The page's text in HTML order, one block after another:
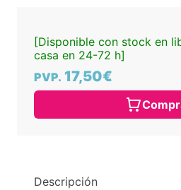
[Disponible con stock en
casa en 24-72 h]
PVP. 17,50€
Descripción